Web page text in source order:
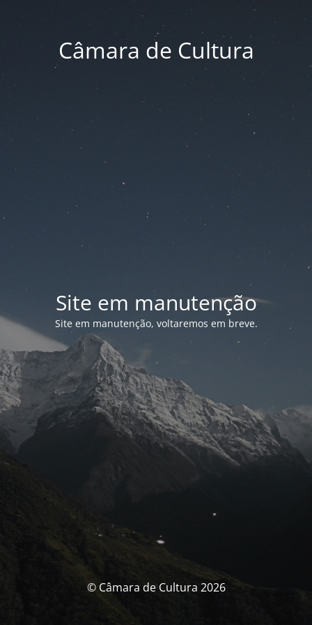
Câmara de Cultura
Site em manutenção
Site em manutenção, voltaremos em breve.
© Câmara de Cultura 2026